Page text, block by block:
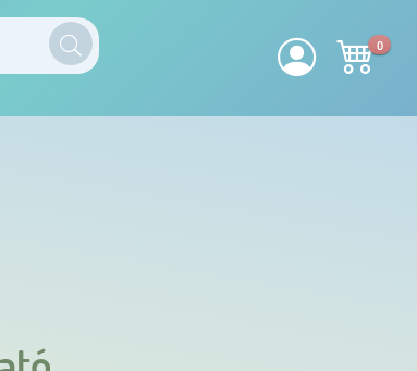
0